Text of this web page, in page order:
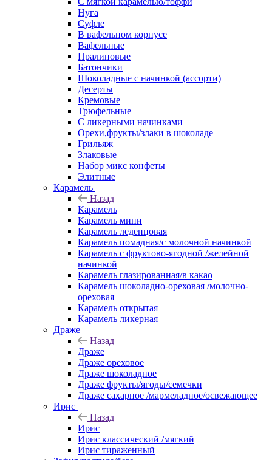
Нуга
Суфле
В вафельном корпусе
Вафельные
Пралиновые
Батончики
Шоколадные с начинкой (ассорти)
Десерты
Кремовые
Трюфельные
С ликерными начинками
Орехи,фрукты/злаки в шоколаде
Грильяж
Злаковые
Набор микс конфеты
Элитные
Карамель
Назад
Карамель
Карамель мини
Карамель леденцовая
Карамель помадная/с молочной начинкой
Карамель с фруктово-ягодной /желейной
начинкой
Карамель глазированная/в какао
Карамель шоколадно-ореховая /молочно-
ореховая
Карамель открытая
Карамель ликерная
Драже
Назад
Драже
Драже ореховое
Драже шоколадное
Драже фрукты/ягоды/семечки
Драже сахарное /мармеладное/освежающее
Ирис
Назад
Ирис
Ирис классический /мягкий
Ирис тираженный